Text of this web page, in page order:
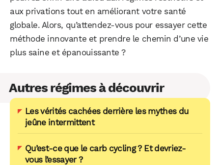
aux privations tout en améliorant votre santé
globale. Alors, qu’attendez-vous pour essayer cette
méthode innovante et prendre le chemin d’une vie
plus saine et épanouissante ?
Autres régimes à découvrir
Les vérités cachées derrière les mythes du
jeûne intermittent
Qu’est-ce que le carb cycling ? Et devriez-
vous l’essayer ?